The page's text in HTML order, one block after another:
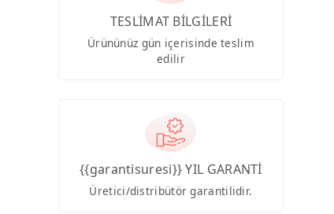
TESLİMAT BİLGİLERİ
Ürününüz gün içerisinde teslim
edilir
{{garantisuresi}} YIL GARANTİ
Üretici/distribütör garantilidir.